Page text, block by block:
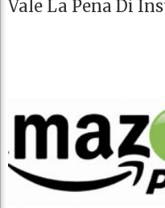
Vale La Pena Di